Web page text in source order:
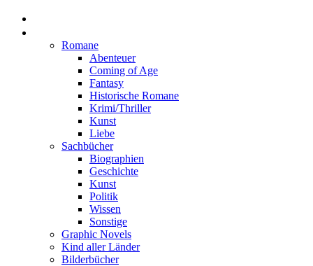
Romane
Abenteuer
Coming of Age
Fantasy
Historische Romane
Krimi/Thriller
Kunst
Liebe
Sachbücher
Biographien
Geschichte
Kunst
Politik
Wissen
Sonstige
Graphic Novels
Kind aller Länder
Bilderbücher